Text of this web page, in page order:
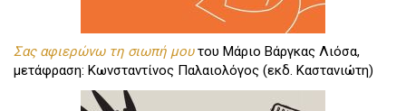
Σας αφιερώνω τη σιωπή μουτου Μάριο Βάργκας Λιόσα,
μετάφραση: Κωνσταντίνος Παλαιολόγος (εκδ. Καστανιώτη)